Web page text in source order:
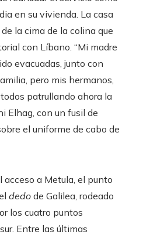
en su vivienda. La casa
la cima de la colina que
con Líbano. “Mi madre
evacuadas, junto con
pero mis hermanos,
patrullando ahora la
Elhag, con un fusil de
el uniforme de cabo de
acceso a Metula, el punto
dedo de Galilea, rodeado
los cuatro puntos
Entre las últimas